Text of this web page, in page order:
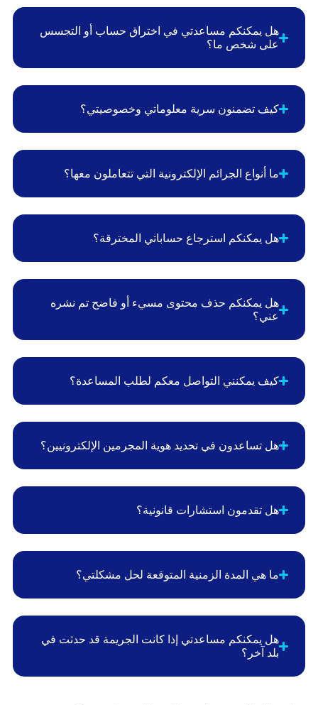
هل يمكنكم مساعدتي في اختراق حساب أو التجسس
على شخص ما؟
كيف تضمنون سرية معلوماتي وخصوصيتي؟
ما أنواع الجرائم الإلكترونية التي تتعاملون معها؟
هل يمكنكم استرجاع حساباتي المخترقة؟
هل يمكنكم حذف محتوى مسيء أو فاضح تم نشره
عني؟
كيف يمكنني التواصل معكم لطلب المساعدة؟
هل تساعدون في تحديد هوية المجرمين الإلكترونيين؟
هل تقدمون استشارات قانونية؟
ما هي المدة الزمنية المتوقعة لحل مشكلتي؟
هل يمكنكم مساعدتي إذا كانت الجريمة قد حدثت في
بلد آخر؟